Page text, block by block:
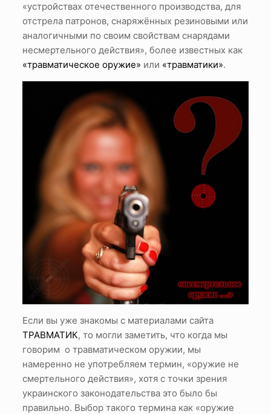
«устройствах отечественного производства, для
отстрела патронов, снаряжённых резиновыми или
аналогичными по своим свойствам снарядами
несмертельного действия», более известных как
«травматическое оружие» или «травматики».
Если вы уже знакомы с материалами сайта
ТРАВМАТИК, то могли заметить, что когда мы
говорим о травматическом оружии, мы
намеренно не употребляем термин, «оружие не
смертельного действия», хотя с точки зрения
украинского законодательства это было бы
правильно. Выбор такого термина как «оружие